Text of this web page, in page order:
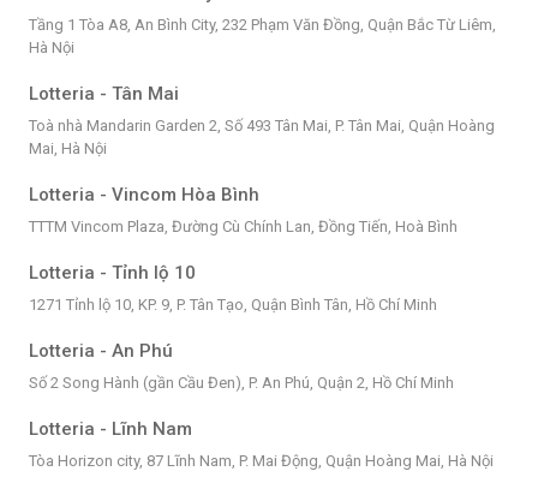
Tầng 1 Tòa A8, An Bình City, 232 Phạm Văn Đồng, Quận Bắc Từ Liêm,
Hà Nội
Lotteria - Tân Mai
Toà nhà Mandarin Garden 2, Số 493 Tân Mai, P. Tân Mai, Quận Hoàng
Mai, Hà Nội
Lotteria - Vincom Hòa Bình
TTTM Vincom Plaza, Đường Cù Chính Lan, Đồng Tiến, Hoà Bình
Lotteria - Tỉnh lộ 10
1271 Tỉnh lộ 10, KP. 9, P. Tân Tạo, Quận Bình Tân, Hồ Chí Minh
Lotteria - An Phú
Số 2 Song Hành (gần Cầu Đen), P. An Phú, Quận 2, Hồ Chí Minh
Lotteria - Lĩnh Nam
Tòa Horizon city, 87 Lĩnh Nam, P. Mai Động, Quận Hoàng Mai, Hà Nội